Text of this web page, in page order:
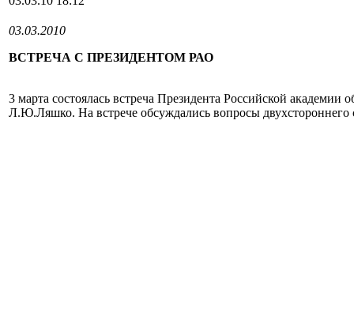
03.03.2010
ВСТРЕЧА С ПРЕЗИДЕНТОМ РАО
3 марта состоялась встреча Президента Российской
Л.Ю.Ляшко. На встрече обсуждались вопросы двухстороннего